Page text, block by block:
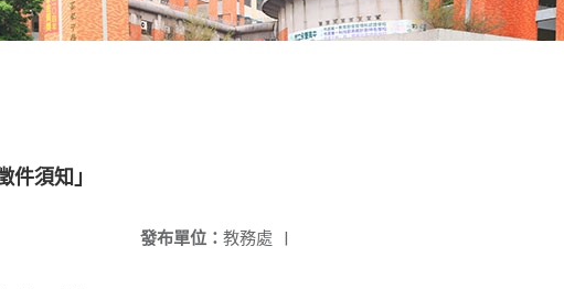
須知」
發布單位： 教務處 |